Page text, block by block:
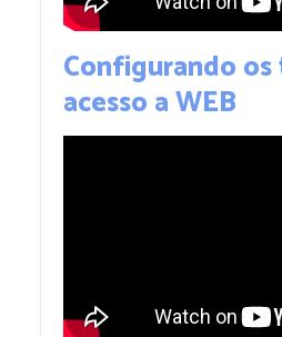
Configurando
acesso a WEB